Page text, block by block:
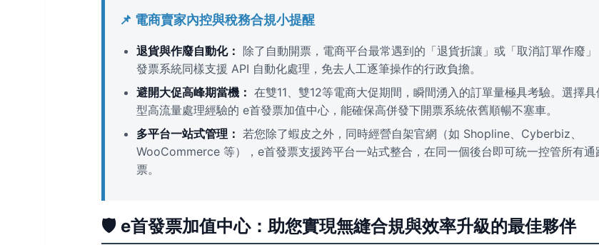
📌 電商賣家內控與稅務合規小提醒
退貨與作廢自動化： 除了自動開票，電商平台最常遇到的「退貨折讓」或「取消訂單作廢
發票系統同樣支援 API 自動化處理，免去人工逐筆操作的行政負擔。
避開大促高峰期當機： 在雙11、雙12等電商大促期間，瞬間湧入的訂單量極具考驗。選擇具
型高流量處理經驗的 e首發票加值中心，能確保高併發下開票系統依舊順暢不塞車。
多平台一站式管理： 若您除了蝦皮之外，同時經營自架官網（如 Shopline、Cyberbiz、
WooCommerce 等），e首發票支援跨平台一站式整合，在同一個後台即可統一控管所有通
票。
🛡️ e首發票加值中心：助您實現無縫合規與效率升級的最佳夥伴